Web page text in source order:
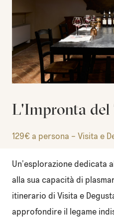
L'Impronta
129€ a persona – Visita e
Un’esplorazione dedicata
alla sua capacità di
itinerario di Visita e
approfondire il legame